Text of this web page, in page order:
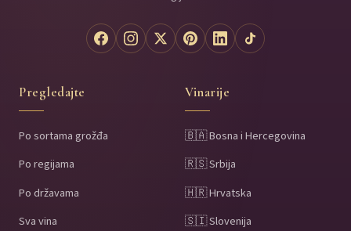
Pregledajte
Po sortama grožđa
Po regijama
Po državama
Sva vina
Vinarije
🇧🇦 Bosna i Hercegovina
🇷🇸 Srbija
🇭🇷 Hrvatska
🇸🇮 Slovenija